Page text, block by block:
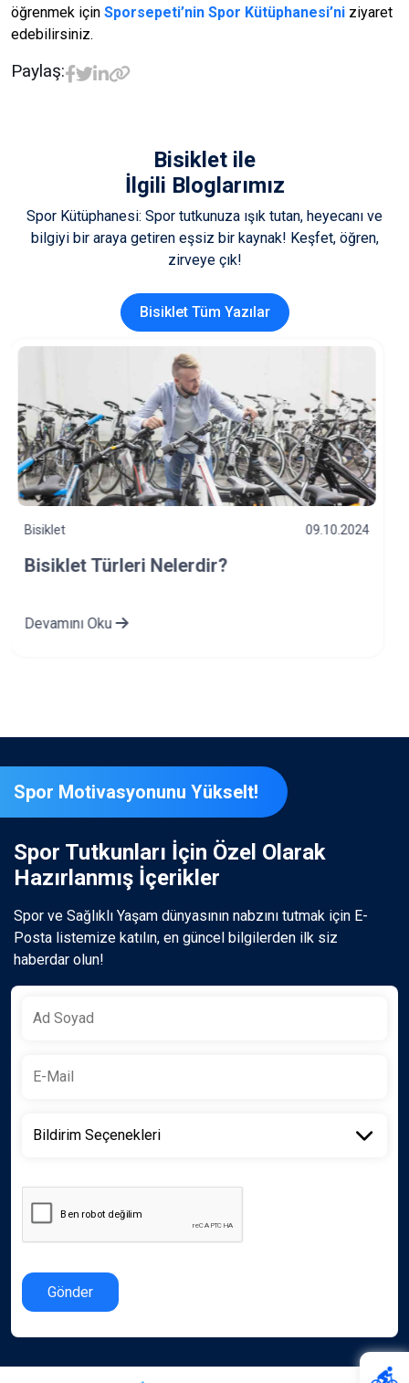
öğrenmek için Sporsepeti’nin Spor Kütüphanesi’ni ziyaret
edebilirsiniz.
Paylaş:
Bisiklet ile
İlgili Bloglarımız
Spor Kütüphanesi: Spor tutkunuza ışık tutan, heyecanı ve
bilgiyi bir araya getiren eşsiz bir kaynak! Keşfet, öğren,
zirveye çık!
Bisiklet Tüm Yazılar
Bisiklet 03.12.2023
Doğru Model ve Boyutta Bisiklet Seçimi
Devamını Oku
Spor Motivasyonunu Yükselt!
Spor Tutkunları İçin Özel Olarak
Hazırlanmış İçerikler
Spor ve Sağlıklı Yaşam dünyasının nabzını tutmak için E-
Posta listemize katılın, en güncel bilgilerden ilk siz
haberdar olun!
Gönder